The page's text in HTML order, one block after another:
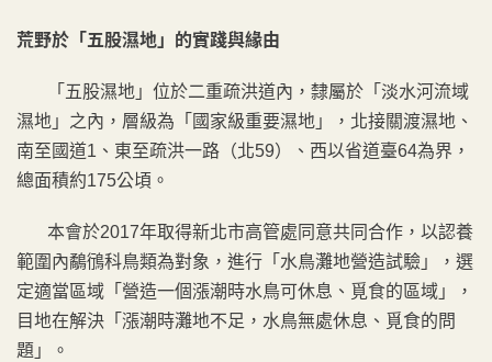
荒野於「五股濕地」的實踐與緣由
「五股濕地」位於二重疏洪道內，隸屬於「淡水河流域
濕地」之內，層級為「國家級重要濕地」，北接關渡濕地、
南至國道1、東至疏洪一路（北59）、西以省道臺64為界，
總面積約175公頃。
本會於2017年取得新北市高管處同意共同合作，以認養
範圍內鷸鴴科鳥類為對象，進行「水鳥灘地營造試驗」，選
定適當區域「營造一個漲潮時水鳥可休息、覓食的區域」，
目地在解決「漲潮時灘地不足，水鳥無處休息、覓食的問
題」。